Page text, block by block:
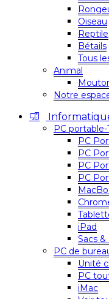
Oiseau
Reptile
Bétails
Tous
Animal
Notre
PC
PC
PC
PC
PC
iPad
Sacs
PC de
Unité
PC
iMac